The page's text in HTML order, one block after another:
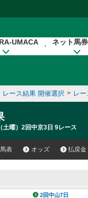
UMACA ネット馬
レース結果 開催選択 > レ
土曜）2回中京3日 9レース
表 オッズ 払戻金
2回中山7日